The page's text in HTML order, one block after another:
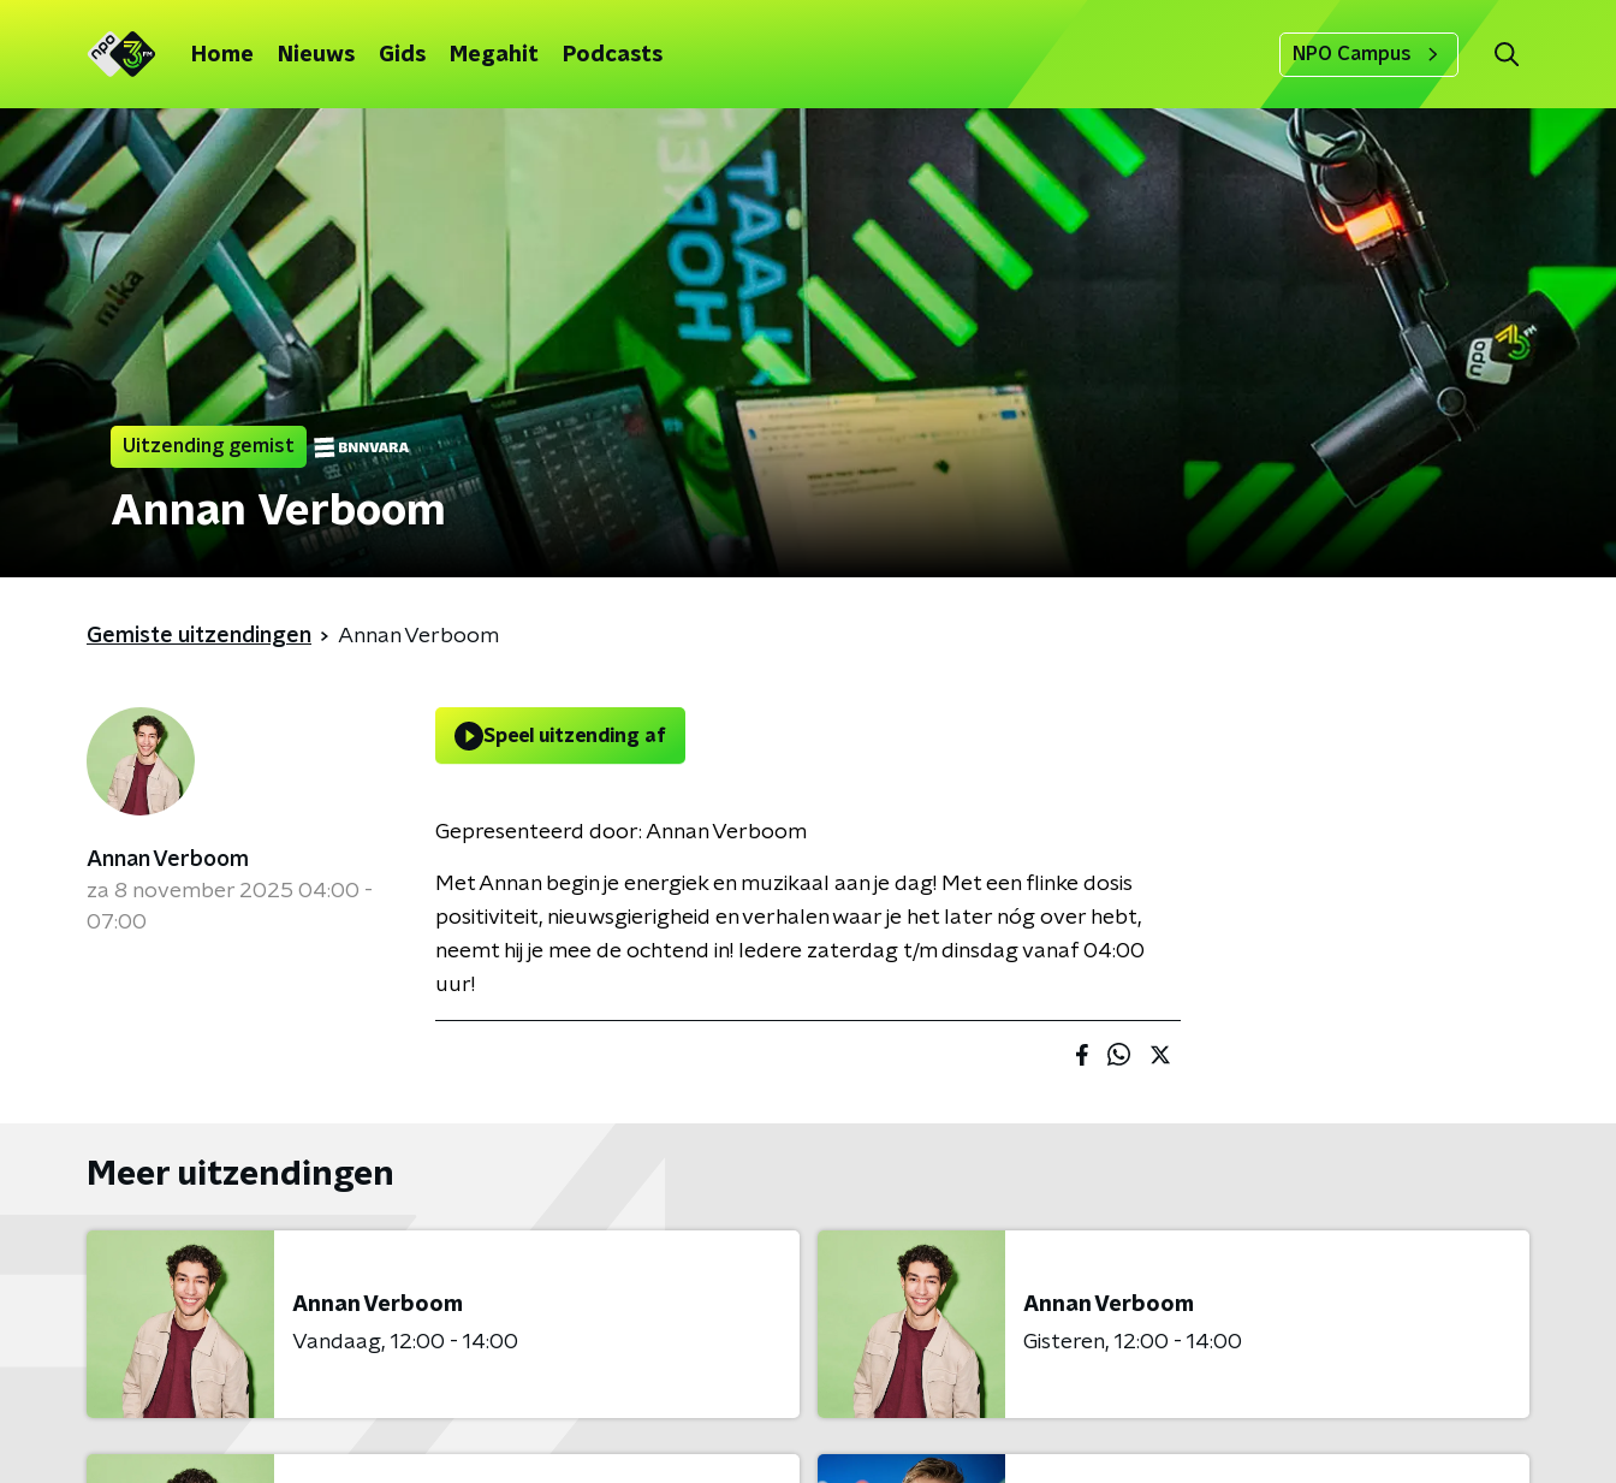
Home Nieuws Gids Megahit Podcasts NPO Campus
Uitzending gemist
Annan Verboom
Gemiste uitzendingen Annan Verboom
Annan Verboom
za 8 november 2025 04:00 -
07:00
Speel uitzending af
Gepresenteerd door: Annan Verboom
Met Annan begin je energiek en muzikaal aan je dag! Met een flinke dosis
positiviteit, nieuwsgierigheid en verhalen waar je het later nóg over hebt,
neemt hij je mee de ochtend in! Iedere zaterdag t/m dinsdag vanaf 04:00
uur!
Meer uitzendingen
Annan Verboom
Vandaag 12:00 - 14:00
Annan Verboom
Gisteren 12:00 - 14:00